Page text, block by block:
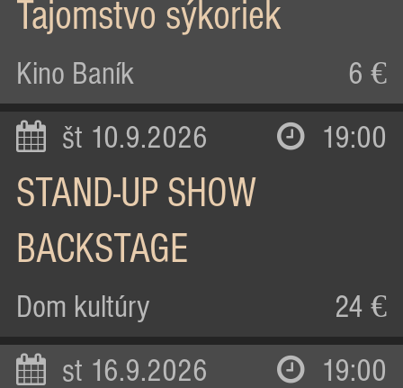
Tajomstvo sýkoriek
Kino Baník 6 €
št 10.9.2026 19:00
STAND-UP SHOW
BACKSTAGE
Dom kultúry 24 €
st 16.9.2026 19:00